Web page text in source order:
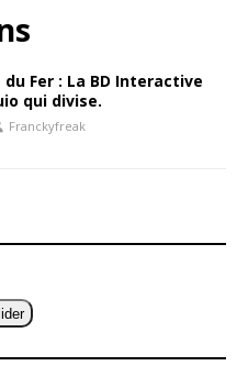
Fer : La BD Interactive
qui divise.
Franckyfreak